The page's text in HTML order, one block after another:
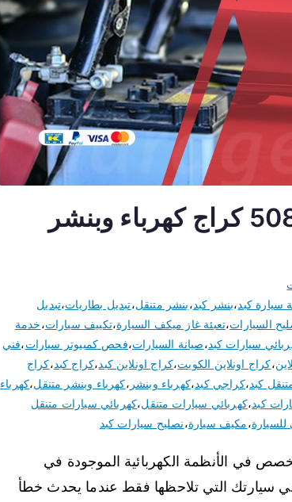
كهربائي سيارات النعيم 50805535 كراج كهرباء وبنشر
سيارة كبد،بنشر كبد،بنشر متنقل،تبديل بطاريات،تبديل
السيارات،تعبئة غاز ميكف السيارة،تكييف سيارات،خدمة
سيارات كبد،صيانة السيارات،فحص كمبيوتر سيارات،فني
،كراج اونلاين الكويت،كراج اونلاين كبد،كراج كبد،كراج
كبد،كراجي كبد،كهرباء وبنشر ،كهرباء وبنشر متنقل،كهرباء
كبد،كهربائي سيارات متنقل،كهربائي سيارات متنقل
للسيارة،مكيف سيارة،نصليح سيارات كبد
في الأنظمة الكهربائية الموجودة في
سيارتك التي تلاحظها فقط عندما يحدث خطأ